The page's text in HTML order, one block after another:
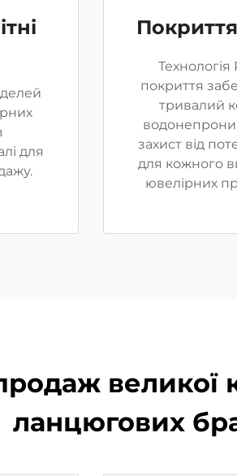
для
Технологія
покриття
тривалий
захист від
для кожного
ювелірних
великої
ланцюгових